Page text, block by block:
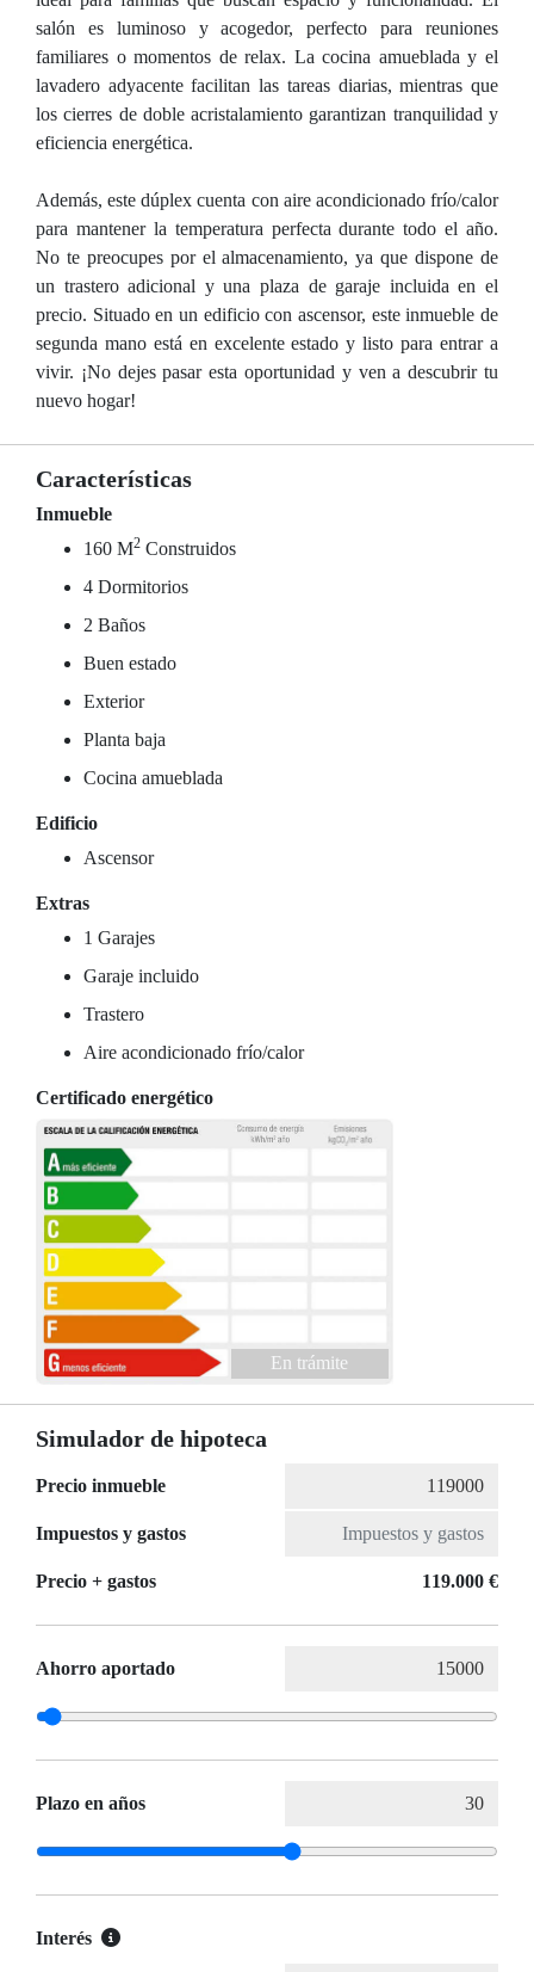
salón es luminoso y acogedor, perfecto para reuniones
familiares o momentos de relax. La cocina amueblada y el
lavadero adyacente facilitan las tareas diarias, mientras que
los cierres de doble acristalamiento garantizan tranquilidad y
eficiencia energética.
Además, este dúplex cuenta con aire acondicionado frío/calor
para mantener la temperatura perfecta durante todo el año.
No te preocupes por el almacenamiento, ya que dispone de
un trastero adicional y una plaza de garaje incluida en el
precio. Situado en un edificio con ascensor, este inmueble de
segunda mano está en excelente estado y listo para entrar a
vivir. ¡No dejes pasar esta oportunidad y ven a descubrir tu
nuevo hogar!
Características
Inmueble
160 M2 Construidos
4 Dormitorios
2 Baños
Buen estado
Exterior
Planta baja
Cocina amueblada
Edificio
Ascensor
Extras
1 Garajes
Garaje incluido
Trastero
Aire acondicionado frío/calor
Certificado energético
En trámite
Simulador de hipoteca
Precio inmueble
Impuestos y gastos
Precio + gastos 119.000 €
Ahorro aportado
Plazo en años
Interés